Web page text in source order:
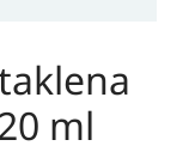
ml